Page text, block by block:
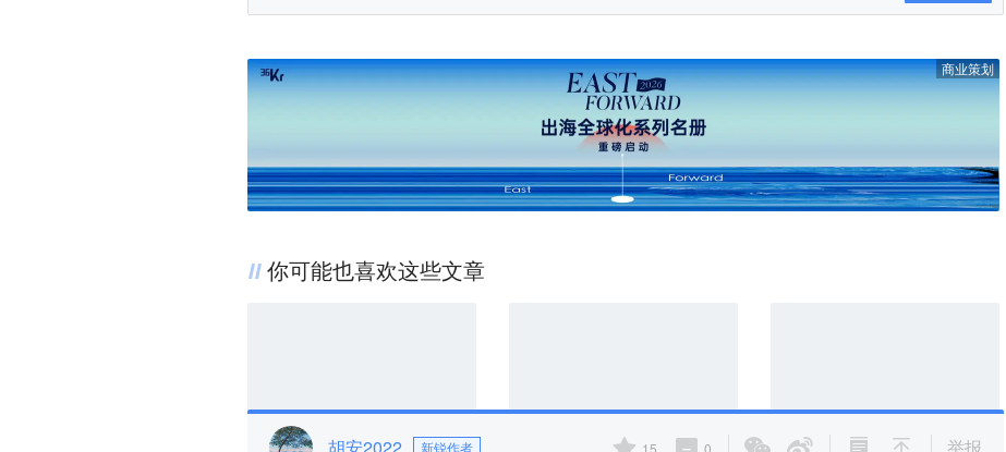
新锐作者 15 0
商业策划
你可能也喜欢这些文章